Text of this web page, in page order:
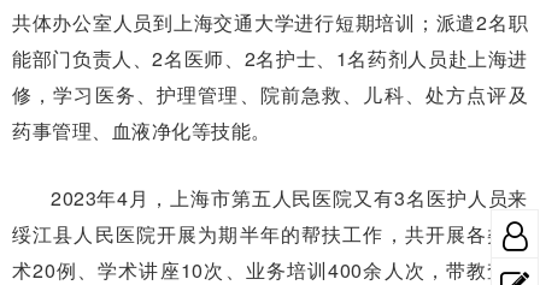
共体办公室人员到上海交通大学进行短期培训；派遣2名职
能部门负责人、2名医师、2名护士、1名药剂人员赴上海进
修，学习医务、护理管理、院前急救、儿科、处方点评及
药事管理、血液净化等技能。
2023年4月，上海市第五人民医院又有3名医护人员来
绥江县人民医院开展为期半年的帮扶工作，共开展各类手
术20例、学术讲座10次、业务培训400余人次，带教查房